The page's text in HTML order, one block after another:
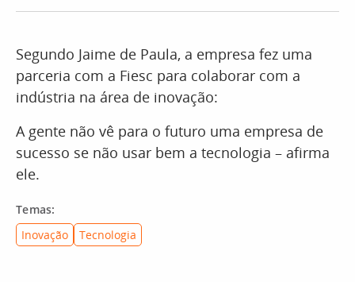
Segundo Jaime de Paula, a empresa fez uma
parceria com a Fiesc para colaborar com a
indústria na área de inovação:
A gente não vê para o futuro uma empresa de
sucesso se não usar bem a tecnologia – afirma
ele.
Temas:
Inovação
Tecnologia